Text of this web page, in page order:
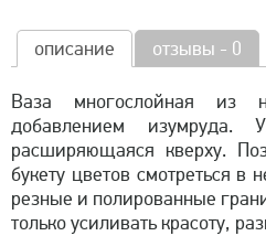
описание отзывы - 0
Ваза многослойная из
добавлением
расширяющаяся кверху.
букету цветов смотреться
резные и полированные
только усиливать красоту,